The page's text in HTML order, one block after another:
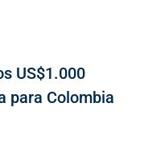
US$1.000
para Colombia